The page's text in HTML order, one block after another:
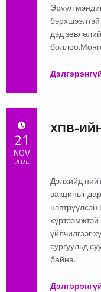
Эрүүл
дэд
ХПВ-
Дэлхийд
вакциныг
нэвтрүүлсэн
үйлчилгээг
сургуульд
байна.
POSTED ON:21
NOV
2024